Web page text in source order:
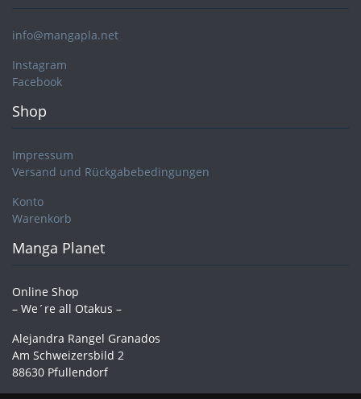
info@mangapla.net
Instagram
Facebook
Shop
Impressum
Versand und Rückgabebedingungen
Konto
Warenkorb
Manga Planet
Online Shop
– We´re all Otakus –
Alejandra Rangel Granados
Am Schweizersbild 2
88630 Pfullendorf